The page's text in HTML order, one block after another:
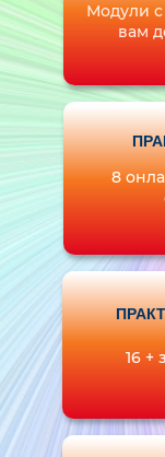
Модули
вам
8
16 +